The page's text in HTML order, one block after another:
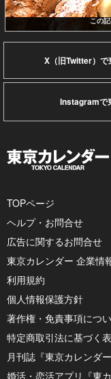
この
X（旧Twitter）で
Instagramで
TOPページ
ヘルプ・お問合せ
広告に関するお問合せ
東京カレンダー 企業情
利用規約
個人情報保護方針
著作権・免責事項につ
特定商取引法に基づく
月刊誌『東京カレンダー
婚活・恋活アプリ『東